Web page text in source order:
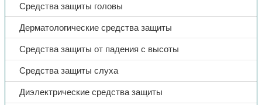
Средства защиты головы
Дерматологические средства защиты
Средства защиты от падения с высоты
Средства защиты слуха
Диэлектрические средства защиты